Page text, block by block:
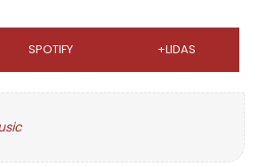
SPOTIFY +LIDAS